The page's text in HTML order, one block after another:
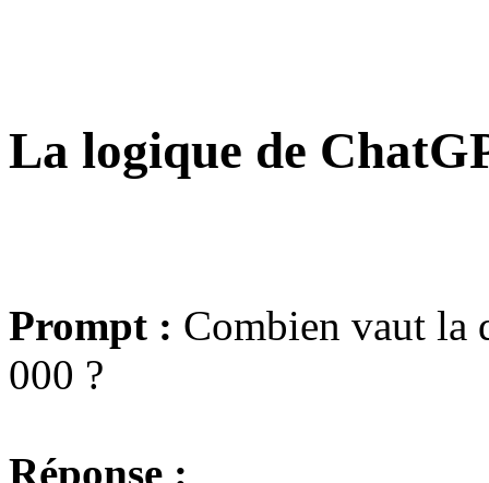
La logique de
Prompt : Combien vaut la
000 ?
Réponse :